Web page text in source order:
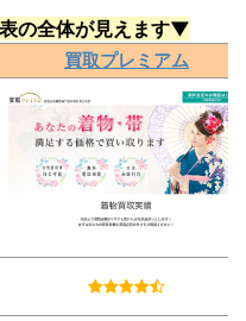
の全体が見えます▼
買取プレミアム